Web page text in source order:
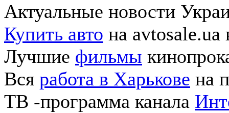
Актуальные новости
Купить авто на avtosale.ua
Лучшие фильмы
Вся работа в Харькове на
ТВ -программа канала